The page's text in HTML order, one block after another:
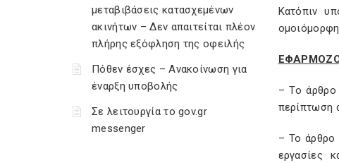
μεταβιβάσεις κατασχεμένων
ακινήτων – Δεν απαιτείται πλέον
πλήρης εξόφληση της οφειλής
Πόθεν έσχες – Ανακοίνωση για
έναρξη υποβολής
Σε λειτουργία το gov.gr
messenger
Κατόπιν
– Το άρθρο
περίπτωση
– Το άρθρο
εργασίες